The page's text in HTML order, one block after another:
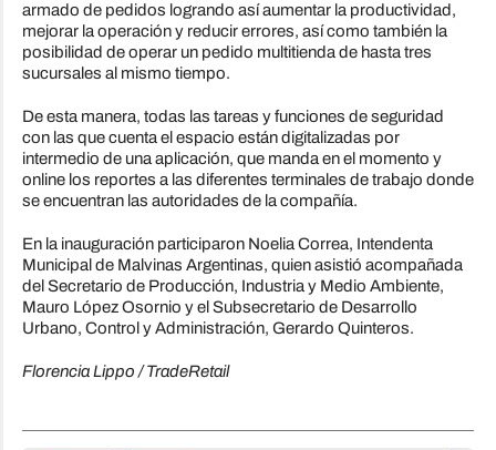
armado de pedidos logrando así aumentar la productividad,
mejorar la operación y reducir errores, así como también la
posibilidad de operar un pedido multitienda de hasta tres
sucursales al mismo tiempo.
De esta manera, todas las tareas y funciones de seguridad
con las que cuenta el espacio están digitalizadas por
intermedio de una aplicación, que manda en el momento y
online los reportes a las diferentes terminales de trabajo donde
se encuentran las autoridades de la compañía.
En la inauguración participaron Noelia Correa, Intendenta
Municipal de Malvinas Argentinas, quien asistió acompañada
del Secretario de Producción, Industria y Medio Ambiente,
Mauro López Osornio y el Subsecretario de Desarrollo
Urbano, Control y Administración, Gerardo Quinteros.
Florencia Lippo / TradeRetail